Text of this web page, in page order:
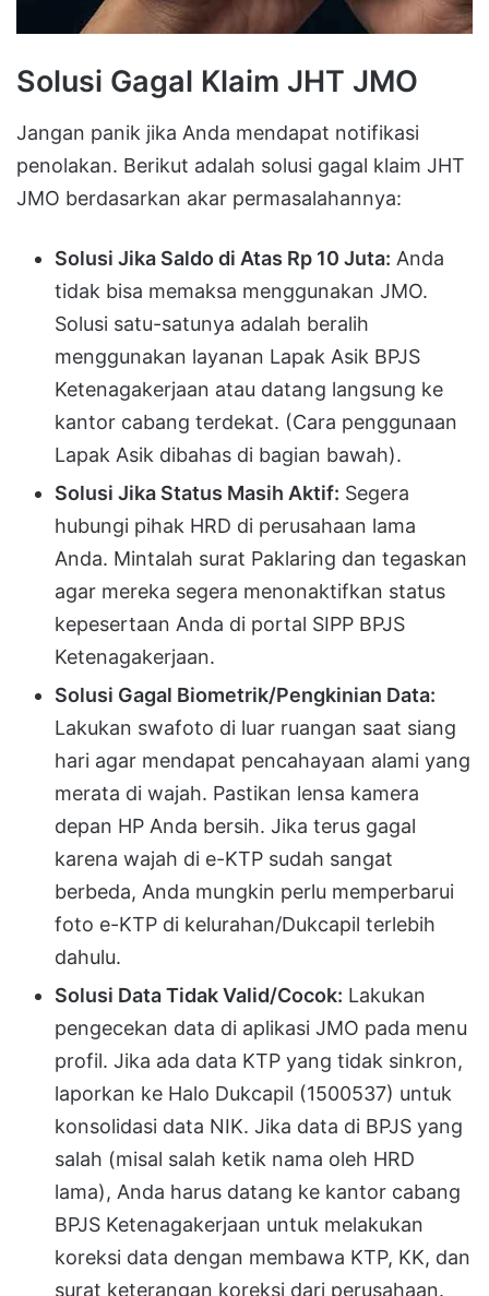
Solusi Gagal Klaim JHT JMO
Jangan panik jika Anda mendapat notifikasi
penolakan. Berikut adalah solusi gagal klaim JHT
JMO berdasarkan akar permasalahannya:
Solusi Jika Saldo di Atas Rp 10 Juta: Anda
tidak bisa memaksa menggunakan JMO.
Solusi satu-satunya adalah beralih
menggunakan layanan Lapak Asik BPJS
Ketenagakerjaan atau datang langsung ke
kantor cabang terdekat. (Cara penggunaan
Lapak Asik dibahas di bagian bawah).
Solusi Jika Status Masih Aktif: Segera
hubungi pihak HRD di perusahaan lama
Anda. Mintalah surat Paklaring dan tegaskan
agar mereka segera menonaktifkan status
kepesertaan Anda di portal SIPP BPJS
Ketenagakerjaan.
Solusi Gagal Biometrik/Pengkinian Data:
Lakukan swafoto di luar ruangan saat siang
hari agar mendapat pencahayaan alami yang
merata di wajah. Pastikan lensa kamera
depan HP Anda bersih. Jika terus gagal
karena wajah di e-KTP sudah sangat
berbeda, Anda mungkin perlu memperbarui
foto e-KTP di kelurahan/Dukcapil terlebih
dahulu.
Solusi Data Tidak Valid/Cocok: Lakukan
pengecekan data di aplikasi JMO pada menu
profil. Jika ada data KTP yang tidak sinkron,
laporkan ke Halo Dukcapil (1500537) untuk
konsolidasi data NIK. Jika data di BPJS yang
salah (misal salah ketik nama oleh HRD
lama), Anda harus datang ke kantor cabang
BPJS Ketenagakerjaan untuk melakukan
koreksi data dengan membawa KTP, KK, dan
surat keterangan koreksi dari perusahaan.